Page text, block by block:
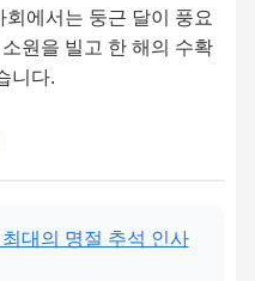
에서는 둥근 달이 풍요
원을 빌고 한 해의 수확
니다.
대의 명절 추석 인사